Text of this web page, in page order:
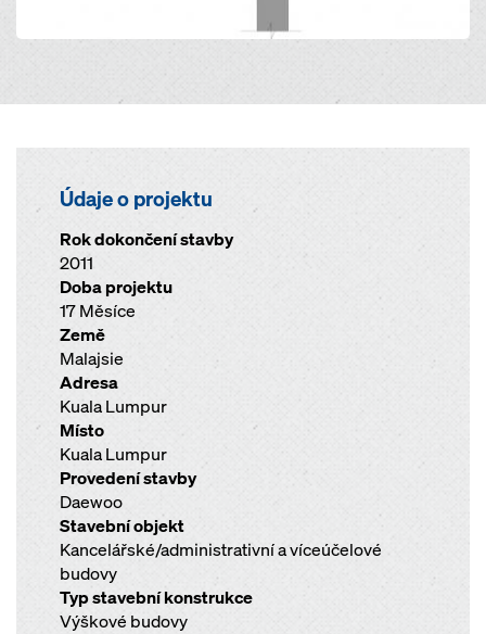
Údaje o projektu
Rok dokončení stavby
2011
Doba projektu
17 Měsíce
Země
Malajsie
Adresa
Kuala Lumpur
Místo
Kuala Lumpur
Provedení stavby
Daewoo
Stavební objekt
Kancelářské/administrativní a víceúčelové
budovy
Typ stavební konstrukce
Výškové budovy